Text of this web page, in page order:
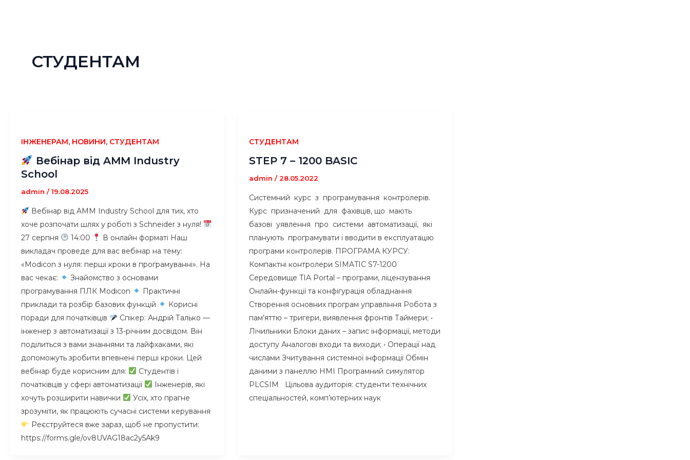
СТУДЕНТАМ
ІНЖЕНЕРАМ, НОВИНИ, СТУДЕНТАМ
Вебінар від AMM Industry
School
admin /19.08.2025
Вебінар від AMM Industry School для тих, хто
хоче розпочати шлях у роботі з Schneider з нуля!
27 серпня
14:00
В онлайн форматі Наш
викладач проведе для вас вебінар на тему:
«Modicon з нуля: перші кроки в програмуванні». На
вас чекає:
Знайомство з основами
програмування ПЛК Modicon
Практичні
приклади та розбір базових функцій
Корисні
поради для початківців
Спікер: Андрій Талько —
інженер з автоматизації з 13-річним досвідом. Він
поділиться з вами знаннями та лайфхаками, які
допоможуть зробити впевнені перші кроки. Цей
вебінар буде корисним для:
Студентів і
початківців у сфері автоматизації
Інженерів, які
хочуть розширити навички
Усіx, хто прагне
зрозуміти, як працюють сучасні системи керування
Реєструйтеся вже зараз, щоб не пропустити:
https://forms.gle/ov8UVAG18ac2y5Ak9
СТУДЕНТАМ
STEP 7 – 1200 BASIC
admin /28.05.2022
Системний курс з програмування контролерів.
Курс призначений для фахівців, що мають
базові уявлення про системи автоматизації, які
планують програмувати і вводити в експлуатацію
програми контролерів. ПРОГРАМА КУРСУ:
Компактні контролери SIMATIC S7-1200
Середовище TIA Portal – програми, ліцензування
Онлайн-функції та конфігурація обладнання
Створення основних програм управління Робота з
пам’яттю – тригери, виявлення фронтів Таймери; •
Лічильники Блоки даних – запис інформації, методи
доступу Аналогові входи та виходи; • Операції над
числами Зчитування системної інформації Обмін
даними з панеллю HMI Програмний симулятор
PLCSIM Цільова аудиторія: студенти технічних
спеціальностей, комп’ютерних наук